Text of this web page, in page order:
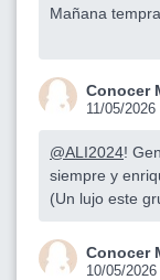
Mañana
Conocer
11/05/2026
@ALI2024!
siempre y
(Un lujo este
Conocer
10/05/2026